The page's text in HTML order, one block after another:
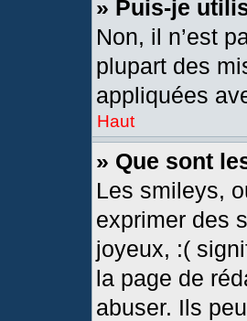
» Puis-je
Non, il n’est
plupart des
appliquées
Haut
» Que sont
Les smileys,
exprimer des
joyeux, :(
la page de
abuser. Ils